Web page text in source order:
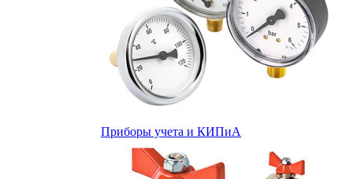
Приборы учета и КИПиА